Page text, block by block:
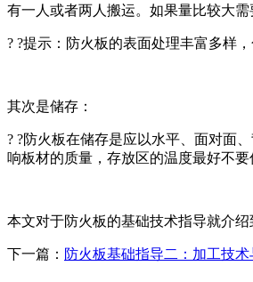
有一人或者两人搬运。如果量比较大需
? ?提示：防火板的表面处理丰富多样
其次是储存：
? ?防火板在储存是应以水平、面对面
响板材的质量，存放区的温度最好不要低
本文对于防火板的基础技术指导就介绍到
下一篇： 防火板基础指导二：加工技